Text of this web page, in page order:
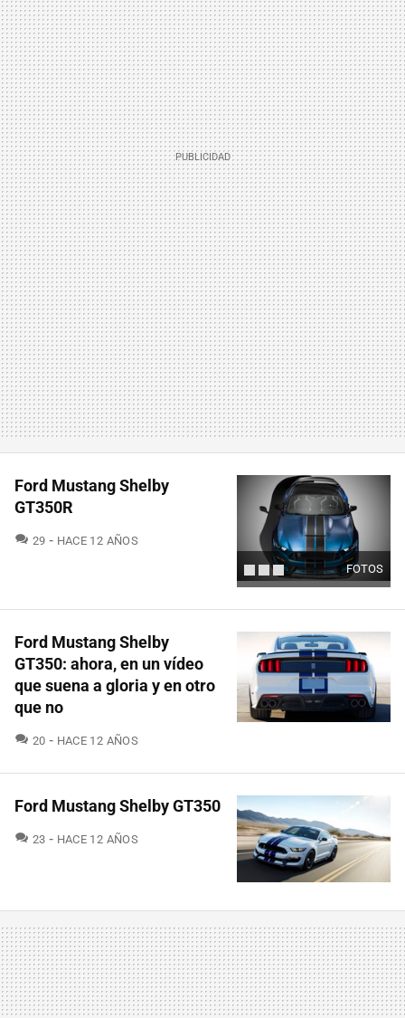
FOTOS
Ford Mustang Shelby
GT350R
29 COMENTARIOS
HACE 12 AÑOS
Ford Mustang Shelby
GT350: ahora, en un vídeo
que suena a gloria y en otro
que no
20 COMENTARIOS
HACE 12 AÑOS
Ford Mustang Shelby GT350
23 COMENTARIOS
HACE 12 AÑOS